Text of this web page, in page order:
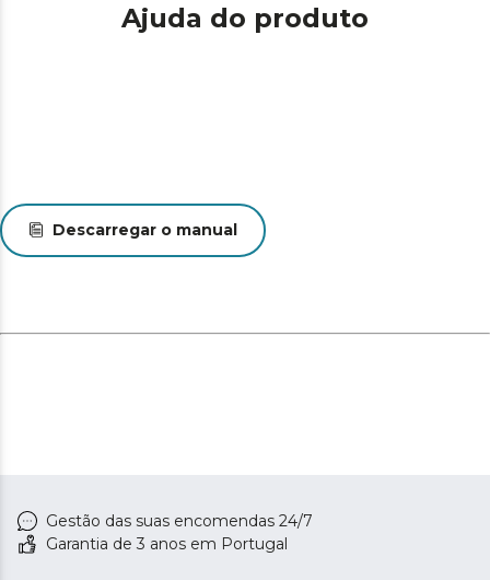
Ajuda do produto
Descarregar o manual
Gestão das suas encomendas 24/7
Garantia de 3 anos em Portugal